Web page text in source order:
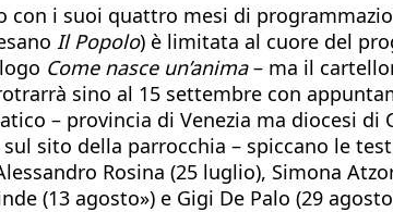
i suoi quattro mesi di
Il Popolo) è limitata al cuore del
Come nasce un’anima– ma il
sino al 15 settembre con
– provincia di Venezia ma diocesi di
sito della parrocchia – spiccano le
Rosina (25 luglio), Simona
(13 agosto») e Gigi De Palo (29